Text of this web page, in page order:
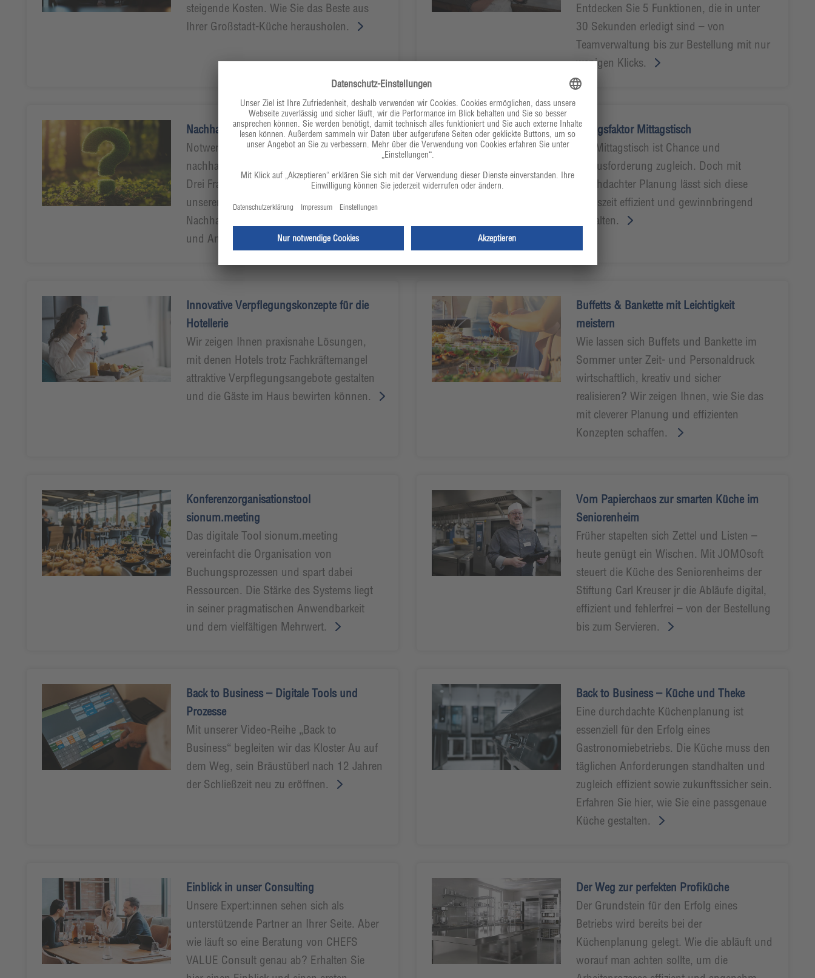
steigende Kosten. Wie Sie das Beste aus
Ihrer Großstadt-Küche herausholen.
Entdecken Sie 5 Funktionen, die in unter
30 Sekunden erledigt sind – von
Teamverwaltung bis zur Bestellung mit nur
wenigen Klicks.
Nachhaltigkeit – „Was bringt mir das?“
Notwendigkeit und Chancen einer
nachhaltigen Aufstellung in Ihrem Betrieb.
Drei Fragen und viele Antworten mit
unseren CHEFS VALUE
Nachhaltigkeitsexpertinnen Sarah Knuplez
und Anna Janßen.
Erfolgsfaktor Mittagstisch
Der Mittagstisch ist Chance und
Herausforderung zugleich. Doch mit
durchdachter Planung lässt sich diese
Tageszeit effizient und gewinnbringend
gestalten.
Innovative Verpflegungskonzepte für die
Hotellerie
Wir zeigen Ihnen praxisnahe Lösungen,
mit denen Hotels trotz Fachkräftemangel
attraktive Verpflegungsangebote gestalten
und die Gäste im Haus bewirten können.
Buffetts & Bankette mit Leichtigkeit
meistern
Wie lassen sich Buffets und Bankette im
Sommer unter Zeit- und Personaldruck
wirtschaftlich, kreativ und sicher
realisieren? Wir zeigen Ihnen, wie Sie das
mit cleverer Planung und effizienten
Konzepten schaffen.
Konferenzorganisationstool
sionum.meeting
Das digitale Tool sionum.meeting
vereinfacht die Organisation von
Buchungsprozessen und spart dabei
Ressourcen. Die Stärke des Systems liegt
in seiner pragmatischen Anwendbarkeit
und dem vielfältigen Mehrwert.
Vom Papierchaos zur smarten Küche im
Seniorenheim
Früher stapelten sich Zettel und Listen –
heute genügt ein Wischen. Mit JOMOsoft
steuert die Küche des Seniorenheims der
Stiftung Carl Kreuser jr die Abläufe digital,
effizient und fehlerfrei – von der Bestellung
bis zum Servieren.
Back to Business – Digitale Tools und
Prozesse
Mit unserer Video-Reihe „Back to
Business“ begleiten wir das Kloster Au auf
dem Weg, sein Bräustüberl nach 12 Jahren
der Schließzeit neu zu eröffnen.
Back to Business – Küche und Theke
Eine durchdachte Küchenplanung ist
essenziell für den Erfolg eines
Gastronomiebetriebs. Die Küche muss den
täglichen Anforderungen standhalten und
zugleich effizient sowie zukunftssicher sein.
Erfahren Sie hier, wie Sie eine passgenaue
Küche gestalten.
Einblick in unser Consulting
Unsere Expert:innen sehen sich als
unterstützende Partner an Ihrer Seite. Aber
wie läuft so eine Beratung von CHEFS
VALUE Consult genau ab? Erhalten Sie
Der Weg zur perfekten Profiküche
Der Grundstein für den Erfolg eines
Betriebs wird bereits bei der
Küchenplanung gelegt. Wie die abläuft und
worauf man achten sollte, um die